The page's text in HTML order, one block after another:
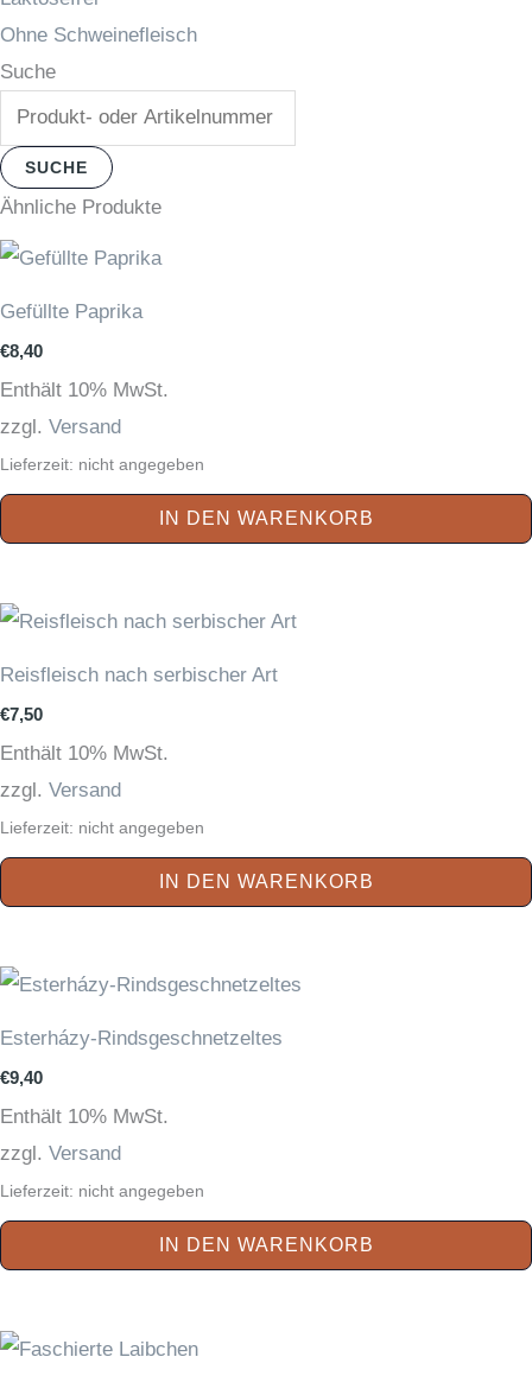
Ohne Schweinefleisch
Suche
SUCHE
Ähnliche Produkte
Gefüllte Paprika
€8,40
Enthält 10% MwSt.
zzgl. Versand
Lieferzeit: nicht angegeben
IN DEN WARENKORB
Reisfleisch nach serbischer Art
€7,50
Enthält 10% MwSt.
zzgl. Versand
Lieferzeit: nicht angegeben
IN DEN WARENKORB
Esterházy-Rindsgeschnetzeltes
€9,40
Enthält 10% MwSt.
zzgl. Versand
Lieferzeit: nicht angegeben
IN DEN WARENKORB